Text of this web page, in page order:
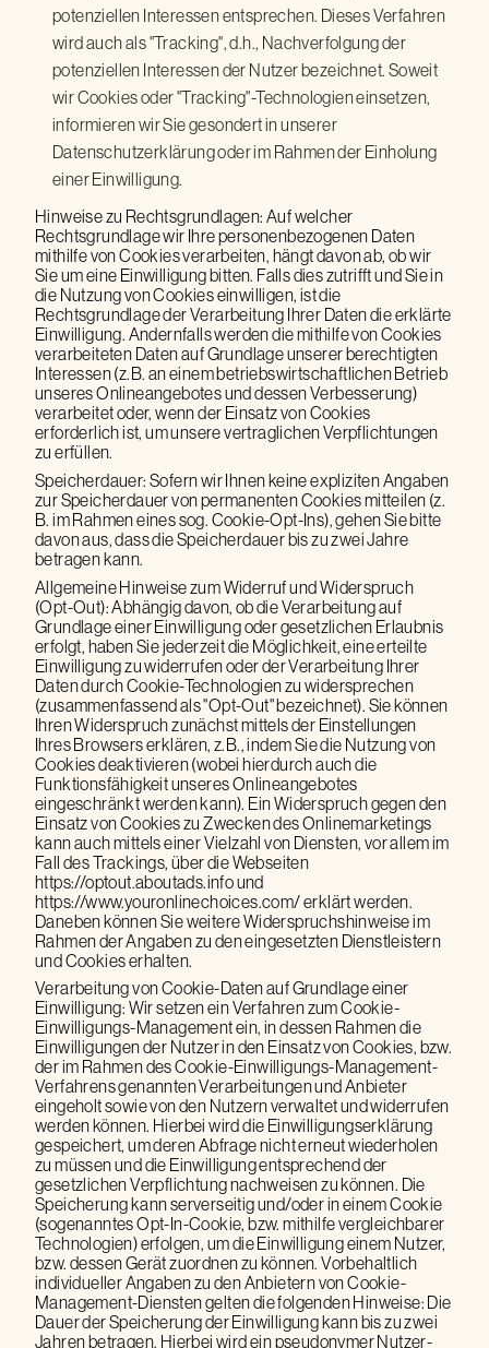
potenziellen Interessen entsprechen. Dieses Verfahren
wird auch als "Tracking", d.h., Nachverfolgung der
potenziellen Interessen der Nutzer bezeichnet. Soweit
wir Cookies oder "Tracking"-Technologien einsetzen,
informieren wir Sie gesondert in unserer
Datenschutzerklärung oder im Rahmen der Einholung
einer Einwilligung.
Hinweise zu Rechtsgrundlagen: Auf welcher
Rechtsgrundlage wir Ihre personenbezogenen Daten
mithilfe von Cookies verarbeiten, hängt davon ab, ob wir
Sie um eine Einwilligung bitten. Falls dies zutrifft und Sie in
die Nutzung von Cookies einwilligen, ist die
Rechtsgrundlage der Verarbeitung Ihrer Daten die erklärte
Einwilligung. Andernfalls werden die mithilfe von Cookies
verarbeiteten Daten auf Grundlage unserer berechtigten
Interessen (z.B. an einem betriebswirtschaftlichen Betrieb
unseres Onlineangebotes und dessen Verbesserung)
verarbeitet oder, wenn der Einsatz von Cookies
erforderlich ist, um unsere vertraglichen Verpflichtungen
zu erfüllen.
Speicherdauer: Sofern wir Ihnen keine expliziten Angaben
zur Speicherdauer von permanenten Cookies mitteilen (z.
B. im Rahmen eines sog. Cookie-Opt-Ins), gehen Sie bitte
davon aus, dass die Speicherdauer bis zu zwei Jahre
betragen kann.
Allgemeine Hinweise zum Widerruf und Widerspruch
(Opt-Out): Abhängig davon, ob die Verarbeitung auf
Grundlage einer Einwilligung oder gesetzlichen Erlaubnis
erfolgt, haben Sie jederzeit die Möglichkeit, eine erteilte
Einwilligung zu widerrufen oder der Verarbeitung Ihrer
Daten durch Cookie-Technologien zu widersprechen
(zusammenfassend als "Opt-Out" bezeichnet). Sie können
Ihren Widerspruch zunächst mittels der Einstellungen
Ihres Browsers erklären, z.B., indem Sie die Nutzung von
Cookies deaktivieren (wobei hierdurch auch die
Funktionsfähigkeit unseres Onlineangebotes
eingeschränkt werden kann). Ein Widerspruch gegen den
Einsatz von Cookies zu Zwecken des Onlinemarketings
kann auch mittels einer Vielzahl von Diensten, vor allem im
Fall des Trackings, über die Webseiten
https://optout.aboutads.info und
https://www.youronlinechoices.com/ erklärt werden.
Daneben können Sie weitere Widerspruchshinweise im
Rahmen der Angaben zu den eingesetzten Dienstleistern
und Cookies erhalten.
Verarbeitung von Cookie-Daten auf Grundlage einer
Einwilligung: Wir setzen ein Verfahren zum Cookie-
Einwilligungs-Management ein, in dessen Rahmen die
Einwilligungen der Nutzer in den Einsatz von Cookies, bzw.
der im Rahmen des Cookie-Einwilligungs-Management-
Verfahrens genannten Verarbeitungen und Anbieter
eingeholt sowie von den Nutzern verwaltet und widerrufen
werden können. Hierbei wird die Einwilligungserklärung
gespeichert, um deren Abfrage nicht erneut wiederholen
zu müssen und die Einwilligung entsprechend der
gesetzlichen Verpflichtung nachweisen zu können. Die
Speicherung kann serverseitig und/oder in einem Cookie
(sogenanntes Opt-In-Cookie, bzw. mithilfe vergleichbarer
Technologien) erfolgen, um die Einwilligung einem Nutzer,
bzw. dessen Gerät zuordnen zu können. Vorbehaltlich
individueller Angaben zu den Anbietern von Cookie-
Management-Diensten gelten die folgenden Hinweise: Die
Dauer der Speicherung der Einwilligung kann bis zu zwei
Jahren betragen. Hierbei wird ein pseudonymer Nutzer-